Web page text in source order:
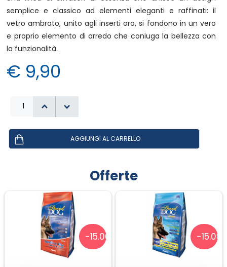
semplice e classico ad elementi eleganti e raffinati: il
vetro ambrato, unito agli inserti oro, si fondono in un vero
e proprio elemento di arredo che coniuga la bellezza con
la funzionalità.
€ 9,90
Offerte
-15.00% -